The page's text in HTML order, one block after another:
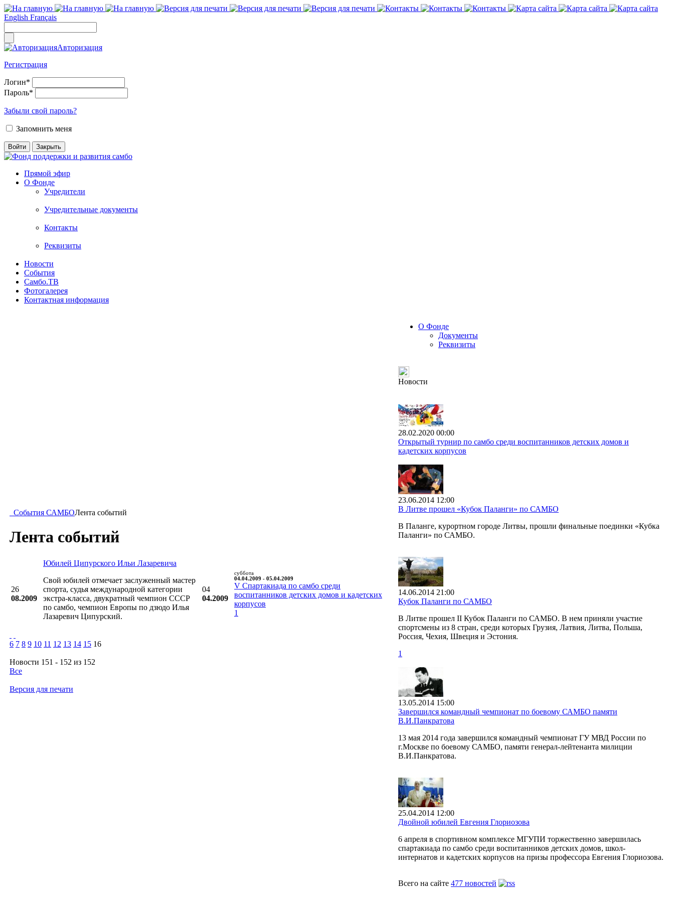
English Français
Авторизация
Регистрация
Логин*
Пароль*
Забыли свой пароль?
Запомнить меня
Прямой эфир
О Фонде
Учредители
Учредительные документы
Контакты
Реквизиты
Новости
События
Самбо.ТВ
Фотогалерея
Контактная информация
События САМБОЛента событий
Лента событий
26
08.2009
Юбилей Ципурского Ильи Лазаревича
Свой юбилей отмечает заслуженный мастер
спорта, судья международной категории
экстра-класса, двукратный чемпион СССР
по самбо, чемпион Европы по дзюдо Илья
Лазаревич Ципурский.
04
04.2009
суббота
04.04.2009 - 05.04.2009
V Cпартакиада по самбо среди
воспитанников детских домов и кадетских
корпусов
1
6 7 8 9 10 11 12 13 14 15 16
Новости 151 - 152 из 152
Все
Версия для печати
О Фонде
Документы
Реквизиты
Новости
28.02.2020 00:00
Открытый турнир по самбо среди воспитанников детских домов и
кадетских корпусов
23.06.2014 12:00
В Литве прошел «Кубок Паланги» по САМБО
В Паланге, курортном городе Литвы, прошли финальные поединки «Кубка
Паланги» по САМБО.
14.06.2014 21:00
Кубок Паланги по САМБО
В Литве прошел II Кубок Паланги по САМБО. В нем приняли участие
спортсмены из 8 стран, среди которых Грузия, Латвия, Литва, Польша,
Россия, Чехия, Швеция и Эстония.
1
13.05.2014 15:00
Завершился командный чемпионат по боевому САМБО памяти
В.И.Панкратова
13 мая 2014 года завершился командный чемпионат ГУ МВД России по
г.Москве по боевому САМБО, памяти генерал-лейтенанта милиции
В.И.Панкратова.
25.04.2014 12:00
Двойной юбилей Евгения Глориозова
6 апреля в спортивном комплексе МГУПИ торжественно завершилась
спартакиада по самбо среди воспитанников детских домов, школ-
интернатов и кадетских корпусов на призы профессора Евгения Глориозова.
Всего на сайте 477 новостей